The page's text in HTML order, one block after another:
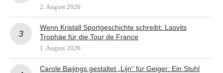
2. August 2026
Wenn Kristall Sportgeschichte schreibt: Lasvits
Trophäe für die Tour de France
1. August 2026
Carole Baijings gestaltet „Lijn“ für Geiger: Ein Stuhl